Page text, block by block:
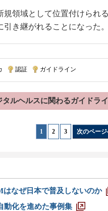
領域として位置付けられ
き継がれることになった。
認証 ガイドライン
タルヘルスに関わるガイドラ
1 2 3 次のページ
なぜ日本で普及しないのか
動化を進めた事例集